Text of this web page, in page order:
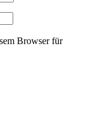
Browser für